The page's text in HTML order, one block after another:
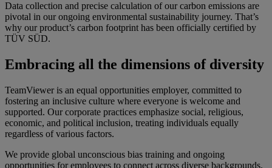
Data collection and precise calculation of our carbon emissions are
pivotal in our ongoing environmental sustainability journey. That’s
why our product’s carbon footprint has been officially certified by
TÜV SÜD.
Embracing all the dimensions of diversity
TeamViewer is an equal opportunities employer, committed to
fostering an inclusive culture where everyone is welcome and
supported. Our corporate practices emphasize social, religious,
economic, and political inclusion, treating individuals equally
regardless of various factors.
We provide global unconscious bias training and ongoing
opportunities for employees to connect across diverse backgrounds.